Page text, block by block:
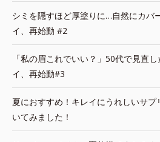
シミを隠すほど厚塗りに…自然にカバ
イ、再始動 #2
「私の眉これでいい？」50代で見直
イ、再始動#3
夏におすすめ！キレイにうれしいサ
いてみました！